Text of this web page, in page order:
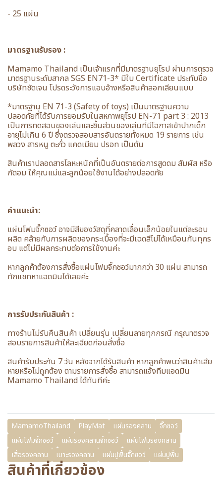
- 25 แผ่น
มาตรฐานรับรอง :
Mamamo Thailand เป็นเจ้าแรกที่มีมาตรฐานยุโรป ผ่านการตรวจ
มาตรฐานระดับสากล SGS EN71-3* มีใบ Certificate ประทับชื่อ
บริษัทชัดเจน โปรดระวังการแอบอ้างหรือสินค้าลอกเลียนแบบ
*มาตรฐาน EN 71-3 (Safety of toys) เป็นมาตรฐานความ
ปลอดภัยที่ได้รับการยอมรับในสหภาพยุโรป EN-71 part 3 : 2013
เป็นการทดสอบของเล่นและชิ้นส่วนของเล่นที่มีโอกาสเข้าปากเด็ก
อายุไม่เกิน 6 ปี ซึ่งตรวจสอบสารอันตรายทั้งหมด 19 รายการ เช่น
พลวง สารหนู ตะกั่ว แคดเมียม ปรอท เป็นต้น
สินค้าเราปลอดสารโลหะหนักที่เป็นอันตรายต่อการสูดดม สัมผัส หรือ
กัดอม ให้คุณแม่และลูกน้อยใช้งานได้อย่างปลอดภัย
คำแนะนำ:
แผ่นโฟมจิ๊กซอว์ อาจมีสีของวัสดุที่คลาดเลื่อนเล็กน้อยในแต่ละรอบ
ผลิต คล้ายกับการผลิตของกระเบื้องที่จะมีเฉดสีไม่ได้เหมือนกันทุกร
อบ แต่ไม่มีผลกระทบต่อการใช้งานค่ะ
หากลูกค้าต้องการสั่งซื้อแผ่นโฟมจิ๊กซอว์มากกว่า 30 แผ่น สามารถ
ทักแชทหาแอดมินได้เลยค่ะ
การรับประกันสินค้า :
ทางร้านไม่รับคืนสินค้า เปลี่ยนรุ่น เปลี่ยนลายทุกกรณี กรุณาตรวจ
สอบรายการสินค้าให้ละเอียดก่อนสั่งซื้อ
สินค้ารับประกัน 7 วัน หลังจากได้รับสินค้า หากลูกค้าพบว่าสินค้าเสีย
หายหรือไม่ถูกต้อง ตามรายการสั่งซื้อ สามารถแจ้งทีมแอดมิน
Mamamo Thailand ได้ทันทีค่ะ
MamamoThailand PlayMat แผ่นรองคลาน
จิ๊กซอว์
แผ่นโฟมจิ๊กซอว์
แผ่นรองคลานจิ๊กซอว์
แผ่นโฟมรองคลาน
เสื่อรองคลาน
เบาะรองคลาน แผ่นปูพื้นจิ๊กซอว์ แผ่นปูพื้น
สินค้าที่เกี่ยวข้อง